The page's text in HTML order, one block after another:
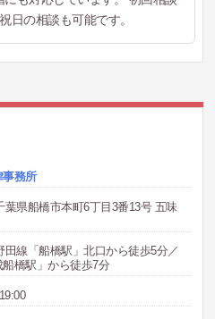
日の相談も可能です。
事務所
葉県船橋市本町6丁目3番13号 五味
田線「船橋駅」北口から徒歩5分／
橋駅」から徒歩7分